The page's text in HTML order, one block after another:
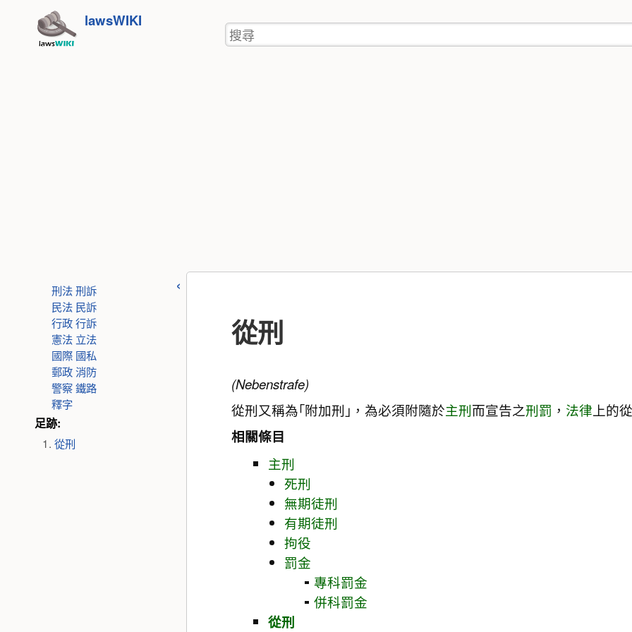
lawsWIKI
用
者
搜
尋
刑法刑訴
民法 民訴
行政行訴
憲法 立法
國際 國私
郵政消防
警察鐵路
釋字
足跡:
從刑
從刑
(Nebenstrafe)
從刑又稱為｢附加刑｣，為必須附隨於主刑而宣告之刑罰 ， 法律 上的
相關條目
主刑
死刑
無期徒刑
有期徒刑
拘役
罰金
專科罰金
併科罰金
從刑